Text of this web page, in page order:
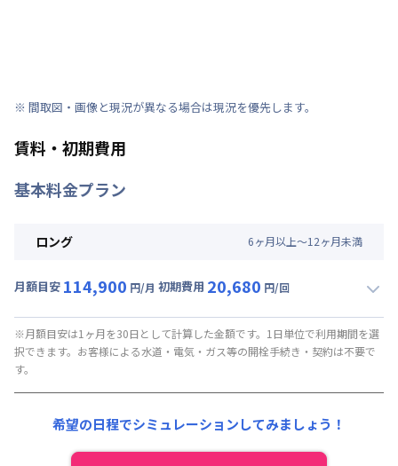
※ 間取図・画像と現況が異なる場合は現況を優先します。
賃料・初期費用
基本料金プラン
ロング 6ヶ月以上～12ヶ月未満
月額目安 114,900 円/月 初期費用 20,680 円/回
月額賃料目安(30日利用)
賃料 : 87,000円/月 (2,900円/日)
光熱費他 :
その他費用 :
火災保険料: 1,500円/月
※月額目安は1ヶ月を30日として計算した金額です。1日単位で利用期間を選
択できます。お客様による水道・電気・ガス等の開栓手続き・契約は不要で
す。
希望の日程でシミュレーションしてみましょう！